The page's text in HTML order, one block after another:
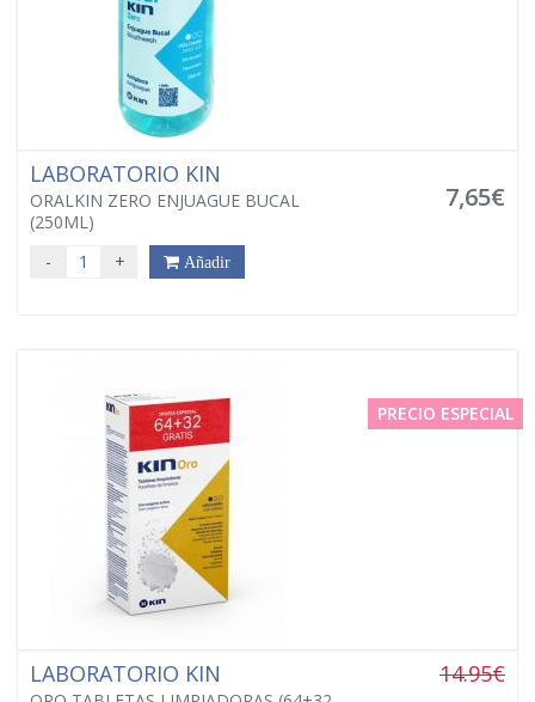
LABORATORIO KIN
ORALKIN ZERO ENJUAGUE BUCAL
(250ML)
7,65€
- + Añadir
PRECIO ESPECIAL
LABORATORIO KIN 14.95€